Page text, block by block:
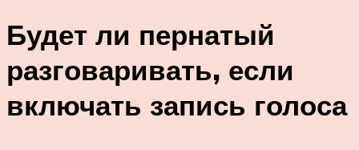
Будет ли пернатый
разговаривать, если
включать запись голоса